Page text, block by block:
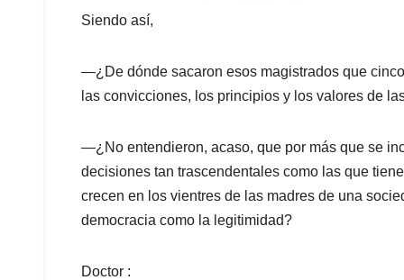
Siendo así,
—¿De dónde sacaron esos magistrados que
las convicciones, los principios y los valores de
—¿No entendieron, acaso, que por más que se
decisiones tan trascendentales como las que
crecen en los vientres de las madres de una
democracia como la legitimidad?
Doctor :